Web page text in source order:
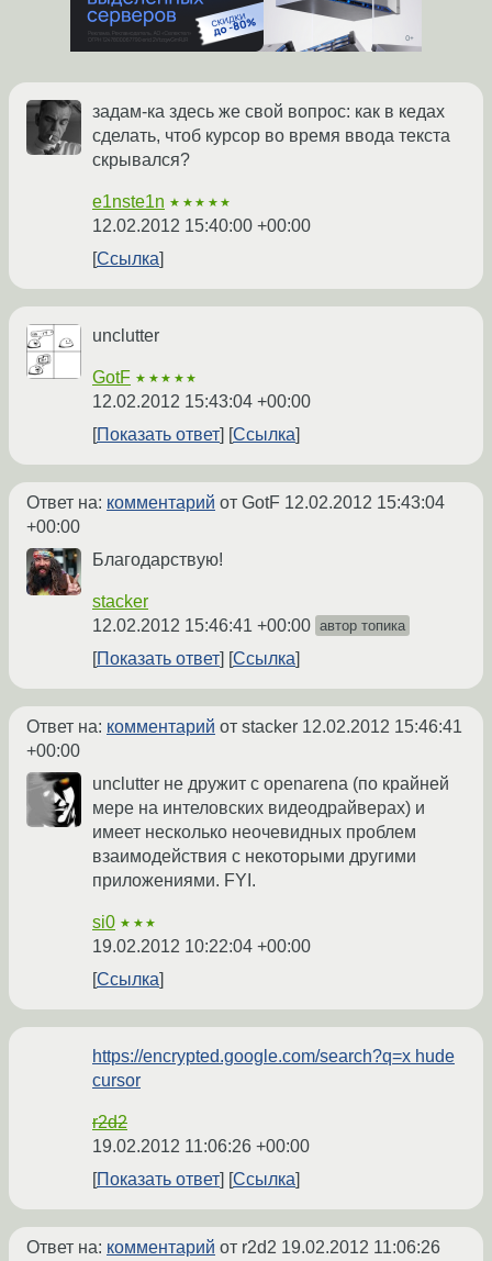
задам-ка здесь же свой вопрос: как в кедах
сделать, чтоб курсор во время ввода текста
скрывался?
e1nste1n ★★★★★
12.02.2012 15:40:00 +00:00
Ссылка
unclutter
GotF ★★★★★
12.02.2012 15:43:04 +00:00
Показать ответ
Ссылка
Ответ на: комментарий от GotF 12.02.2012 15:43:04
+00:00
Благодарствую!
stacker
12.02.2012 15:46:41 +00:00 автор топика
Показать ответ Ссылка
Ответ на: комментарий от stacker 12.02.2012 15:46:41
+00:00
unclutter не дружит с openarena (по крайней
мере на интеловских видеодрайверах) и
имеет несколько неочевидных проблем
взаимодействия с некоторыми другими
приложениями. FYI.
si0 ★★★
19.02.2012 10:22:04 +00:00
Ссылка
https://encrypted.google.com/search?q=x hude
cursor
r2d2
19.02.2012 11:06:26 +00:00
Показать ответ
Ссылка
Ответ на: комментарий от r2d2 19.02.2012 11:06:26